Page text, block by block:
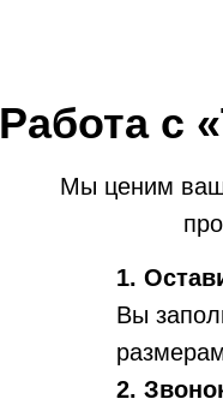
Работа с
Мы ценим
1.
Вы
2.